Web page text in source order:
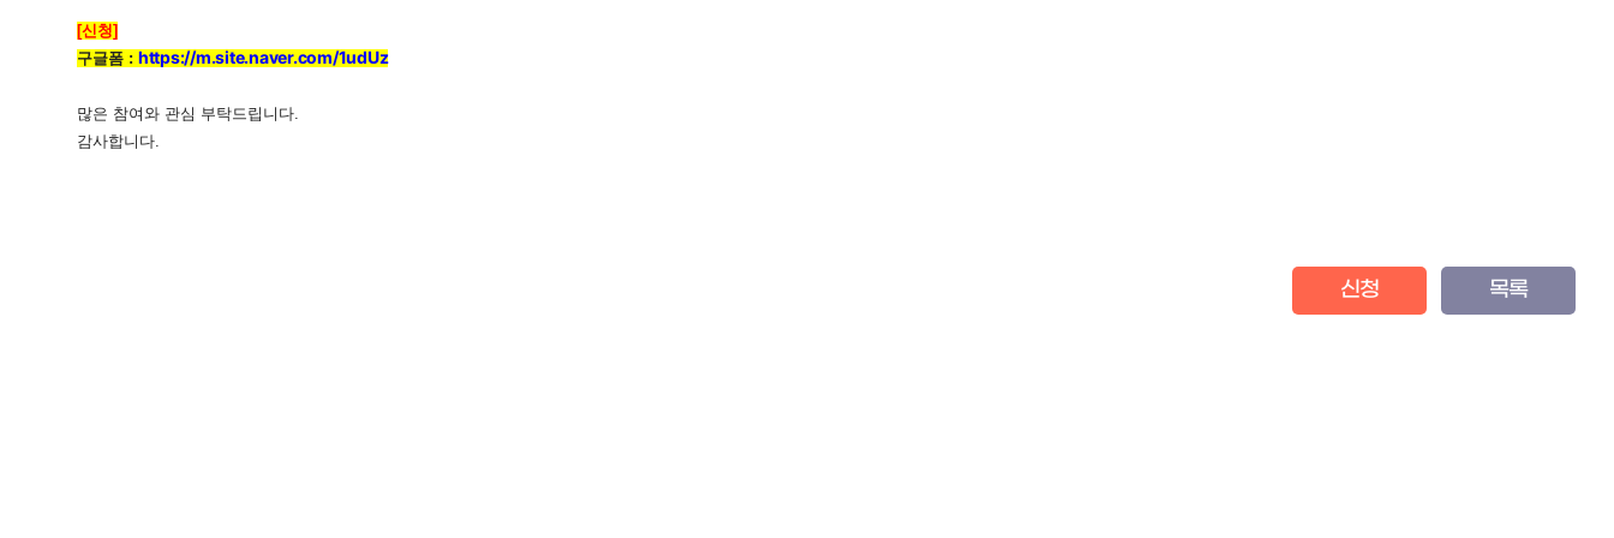
[신청]
구글폼 : https://m.site.naver.com/1udUz
많은 참여와 관심 부탁드립니다.
감사합니다.